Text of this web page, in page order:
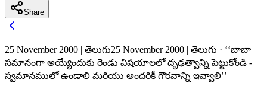
Share
25 November 2000 | తెలుగు25 November 2000 | తెలుగు · ‘‘బాబా
సమానంగా అయ్యేందుకు రెండు విషయాలలో దృఢత్వాన్ని పెట్టుకోండి -
స్వమానములో ఉండాలి మరియు అందరికీ గౌరవాన్ని ఇవ్వాలి’’